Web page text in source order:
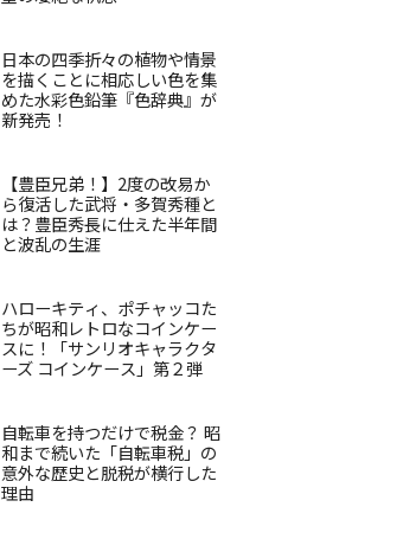
日本の四季折々の植物や情景
を描くことに相応しい色を集
めた水彩色鉛筆『色辞典』が
新発売！
【豊臣兄弟！】2度の改易か
ら復活した武将・多賀秀種と
は？豊臣秀長に仕えた半年間
と波乱の生涯
ハローキティ、ポチャッコた
ちが昭和レトロなコインケー
スに！「サンリオキャラクタ
ーズ コインケース」第２弾
自転車を持つだけで税金？ 昭
和まで続いた「自転車税」の
意外な歴史と脱税が横行した
理由